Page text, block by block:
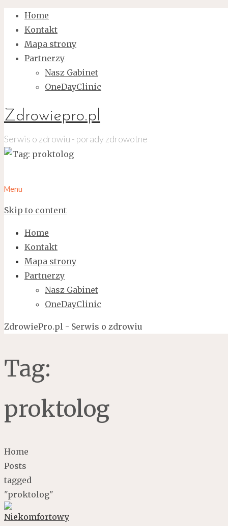
Home
Kontakt
Mapa strony
Partnerzy
Nasz Gabinet
OneDayClinic
Zdrowiepro.pl
Serwis o zdrowiu - porady zdrowotne
Menu
Skip to content
Home
Kontakt
Mapa strony
Partnerzy
Nasz Gabinet
OneDayClinic
ZdrowiePro.pl - Serwis o zdrowiu
Tag:
proktolog
Home
Posts
tagged
"proktolog"